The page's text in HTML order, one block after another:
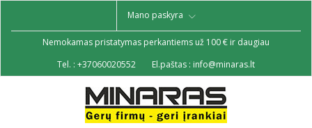
Mano paskyra
Nemokamas pristatymas perkantiems už 100 € ir daugiau
Tel. : +37060020552 El.paštas : info@minaras.lt